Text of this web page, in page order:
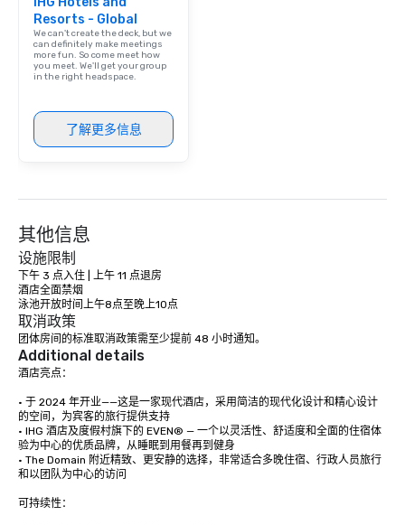
Resorts - Global
We can't create the deck, but we
can definitely make meetings
more fun. So come meet how
you meet. We'll get your group
in the right headspace.
了解更多信息
其他信息
设施限制
下午 3 点入住 | 上午 11 点退房
酒店全面禁烟
泳池开放时间上午8点至晚上10点
取消政策
团体房间的标准取消政策需至少提前 48 小时通知。
Additional details
酒店亮点：
• 于 2024 年开业——这是一家现代酒店，采用简洁的现代化设计和精心设计
的空间，为宾客的旅行提供支持
• IHG 酒店及度假村旗下的 EVEN® — 一个以灵活性、舒适度和全面的住宿体
验为中心的优质品牌，从睡眠到用餐再到健身
• The Domain 附近精致、更安静的选择，非常适合多晚住宿、行政人员旅行
和以团队为中心的访问
可持续性：